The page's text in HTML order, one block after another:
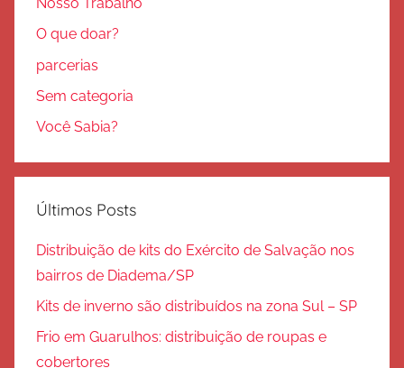
O que doar?
parcerias
Sem categoria
Você Sabia?
Últimos Posts
Distribuição de kits do Exército de Salvação nos
bairros de Diadema/SP
Kits de inverno são distribuídos na zona Sul – SP
Frio em Guarulhos: distribuição de roupas e
cobertores